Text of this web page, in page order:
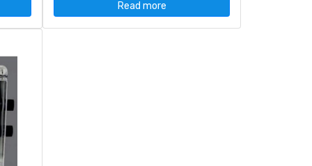
Read more